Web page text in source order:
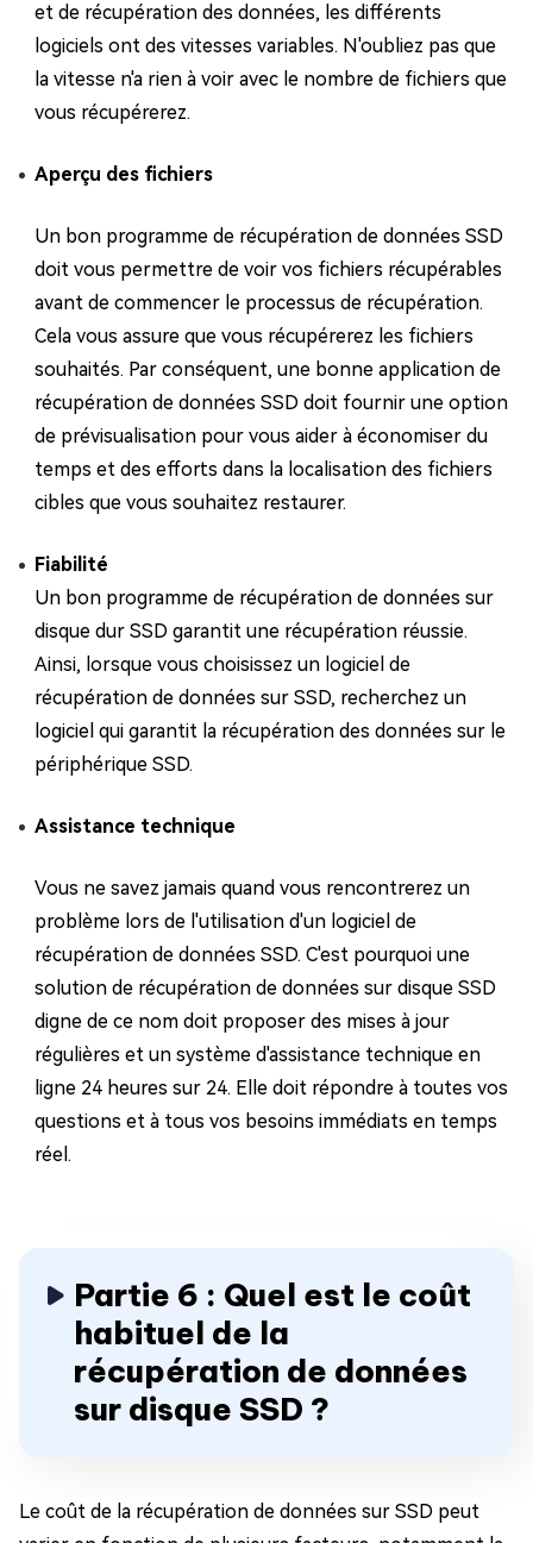
et de récupération des données, les différents
logiciels ont des vitesses variables. N'oubliez pas que
la vitesse n'a rien à voir avec le nombre de fichiers que
vous récupérerez.
Aperçu des fichiers
Un bon programme de récupération de données SSD
doit vous permettre de voir vos fichiers récupérables
avant de commencer le processus de récupération.
Cela vous assure que vous récupérerez les fichiers
souhaités. Par conséquent, une bonne application de
récupération de données SSD doit fournir une option
de prévisualisation pour vous aider à économiser du
temps et des efforts dans la localisation des fichiers
cibles que vous souhaitez restaurer.
Fiabilité
Un bon programme de récupération de données sur
disque dur SSD garantit une récupération réussie.
Ainsi, lorsque vous choisissez un logiciel de
récupération de données sur SSD, recherchez un
logiciel qui garantit la récupération des données sur le
périphérique SSD.
Assistance technique
Vous ne savez jamais quand vous rencontrerez un
problème lors de l'utilisation d'un logiciel de
récupération de données SSD. C'est pourquoi une
solution de récupération de données sur disque SSD
digne de ce nom doit proposer des mises à jour
régulières et un système d'assistance technique en
ligne 24 heures sur 24. Elle doit répondre à toutes vos
questions et à tous vos besoins immédiats en temps
réel.
Partie 6 : Quel est le coût
habituel de la
récupération de données
sur disque SSD ?
Le coût de la récupération de données sur SSD peut